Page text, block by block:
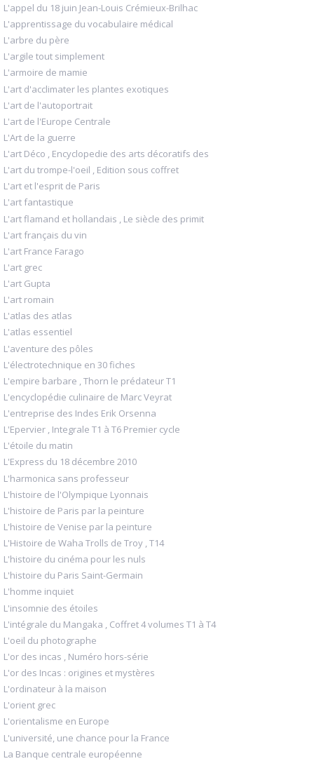
L'appel du 18 juin Jean-Louis Crémieux-Brilhac
L'apprentissage du vocabulaire médical
L'arbre du père
L'argile tout simplement
L'armoire de mamie
L'art d'acclimater les plantes exotiques
L'art de l'autoportrait
L'art de l'Europe Centrale
L'Art de la guerre
L'art Déco , Encyclopedie des arts décoratifs des
L'art du trompe-l'oeil , Edition sous coffret
L'art et l'esprit de Paris
L'art fantastique
L'art flamand et hollandais , Le siècle des primit
L'art français du vin
L'art France Farago
L'art grec
L'art Gupta
L'art romain
L'atlas des atlas
L'atlas essentiel
L'aventure des pôles
L'électrotechnique en 30 fiches
L'empire barbare , Thorn le prédateur T1
L'encyclopédie culinaire de Marc Veyrat
L'entreprise des Indes Erik Orsenna
L'Epervier , Integrale T1 à T6 Premier cycle
L'étoile du matin
L'Express du 18 décembre 2010
L'harmonica sans professeur
L'histoire de l'Olympique Lyonnais
L'histoire de Paris par la peinture
L'histoire de Venise par la peinture
L'Histoire de Waha Trolls de Troy , T14
L'histoire du cinéma pour les nuls
L'histoire du Paris Saint-Germain
L'homme inquiet
L'insomnie des étoiles
L'intégrale du Mangaka , Coffret 4 volumes T1 à T4
L'oeil du photographe
L'or des incas , Numéro hors-série
L'or des Incas : origines et mystères
L'ordinateur à la maison
L'orient grec
L'orientalisme en Europe
L'université, une chance pour la France
La Banque centrale européenne